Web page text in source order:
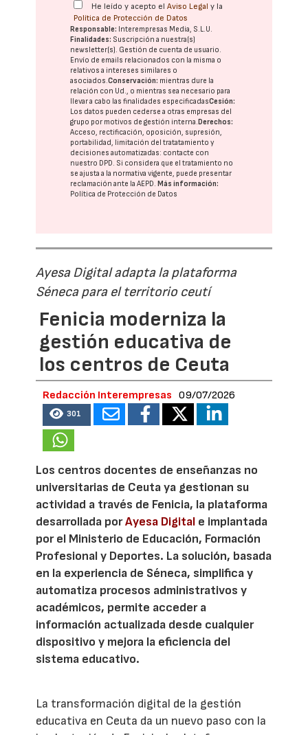
He leído y acepto elAviso Legal y la
Política de Protección de Datos
Responsable: Interempresas Media, S.L.U.
Finalidades: Suscripción a nuestra(s)
newsletter(s). Gestión de cuenta de usuario.
Envío de emails relacionados con la misma o
relativos a intereses similares o
asociados.Conservación: mientras dure la
relación con Ud., o mientras sea necesario para
llevar a cabo las finalidades especificadasCesión:
Los datos pueden cederse a otras empresas del
grupo por motivos de gestión interna.Derechos:
Acceso, rectificación, oposición, supresión,
portabilidad, limitación del tratatamiento y
decisiones automatizadas: contacte con
nuestro DPD. Si considera que el tratamiento no
se ajusta a la normativa vigente, puede presentar
reclamación ante laAEPD.Más información:
Política de Protección de Datos
Ayesa Digital adapta la plataforma
Séneca para el territorio ceutí
Fenicia moderniza la
gestión educativa de
los centros de Ceuta
Redacción Interempresas 09/07/2026
301
Los centros docentes de enseñanzas no
universitarias de Ceuta ya gestionan su
actividad a través de Fenicia, la plataforma
desarrollada porAyesa Digital e implantada
por el Ministerio de Educación, Formación
Profesional y Deportes. La solución, basada
en la experiencia de Séneca, simplifica y
automatiza procesos administrativos y
académicos, permite acceder a
información actualizada desde cualquier
dispositivo y mejora la eficiencia del
sistema educativo.
La transformación digital de la gestión
educativa en Ceuta da un nuevo paso con la